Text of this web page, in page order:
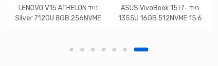
נייד ASUS VivoBook 15 i7-
1355U 16GB 512NVME 15.6
נייד LENOVO V15 ATHELON
Silver 7120U 8GB 256NVME